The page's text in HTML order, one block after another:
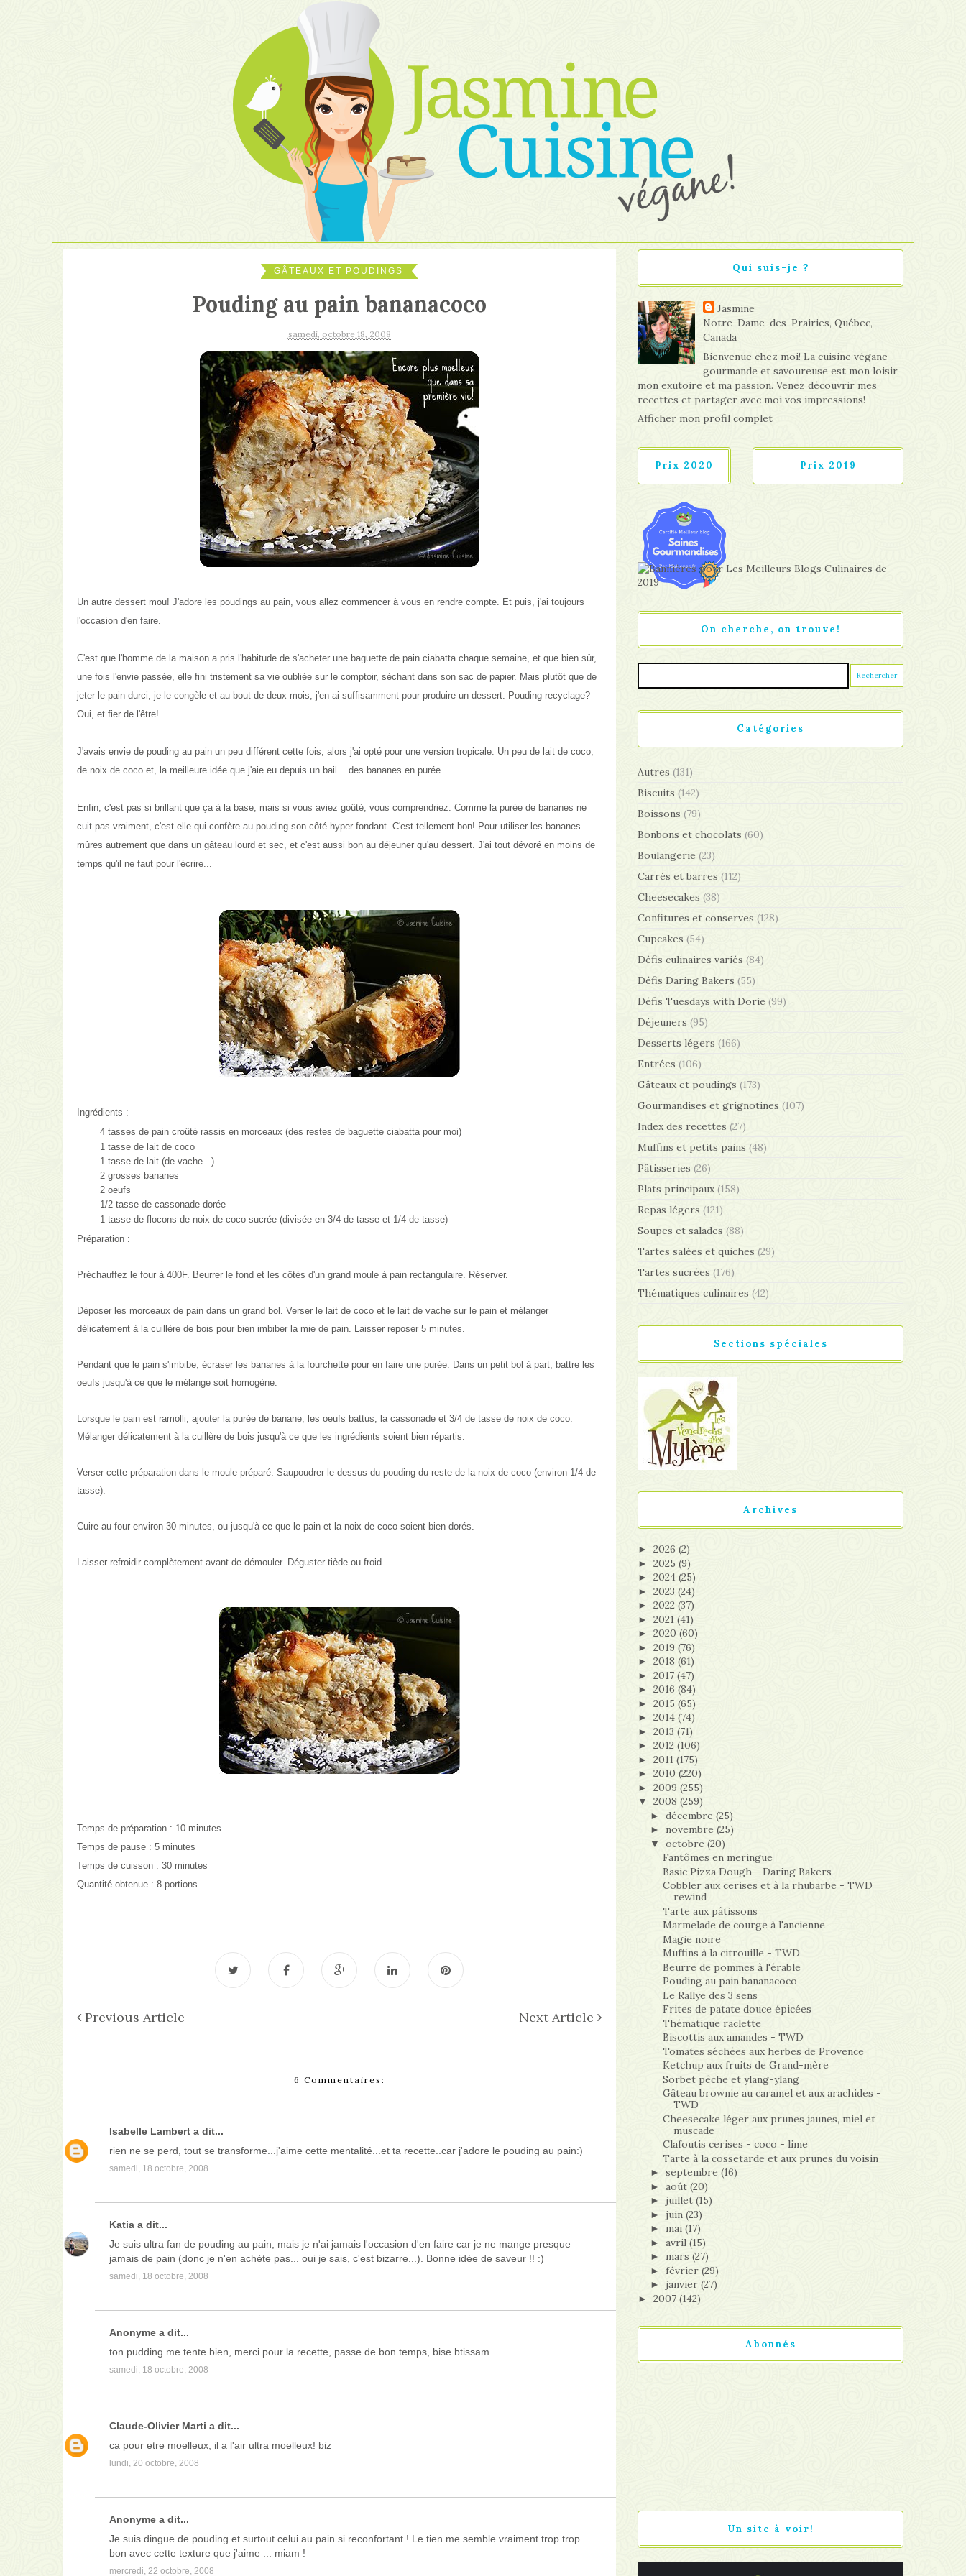
GÂTEAUX ET POUDINGS
Pouding au pain bananacoco
samedi, octobre 18, 2008
Un autre dessert mou! J'adore les poudings au pain, vous allez commencer à vous en rendre compte. Et puis, j'ai toujours
l'occasion d'en faire.
C'est que l'homme de la maison a pris l'habitude de s'acheter une baguette de pain ciabatta chaque semaine, et que bien sûr,
une fois l'envie passée, elle fini tristement sa vie oubliée sur le comptoir, séchant dans son sac de papier. Mais plutôt que de
jeter le pain durci, je le congèle et au bout de deux mois, j'en ai suffisamment pour produire un dessert. Pouding recyclage?
Oui, et fier de l'être!
J'avais envie de pouding au pain un peu différent cette fois, alors j'ai opté pour une version tropicale. Un peu de lait de coco,
de noix de coco et, la meilleure idée que j'aie eu depuis un bail... des bananes en purée.
Enfin, c'est pas si brillant que ça à la base, mais si vous aviez goûté, vous comprendriez. Comme la purée de bananes ne
cuit pas vraiment, c'est elle qui confère au pouding son côté hyper fondant. C'est tellement bon! Pour utiliser les bananes
mûres autrement que dans un gâteau lourd et sec, et c'est aussi bon au déjeuner qu'au dessert. J'ai tout dévoré en moins de
temps qu'il ne faut pour l'écrire...
Ingrédients :
4 tasses de pain croûté rassis en morceaux (des restes de baguette ciabatta pour moi)
1 tasse de lait de coco
1 tasse de lait (de vache...)
2 grosses bananes
2 oeufs
1/2 tasse de cassonade dorée
1 tasse de flocons de noix de coco sucrée (divisée en 3/4 de tasse et 1/4 de tasse)
Préparation :
Préchauffez le four à 400F. Beurrer le fond et les côtés d'un grand moule à pain rectangulaire. Réserver.
Déposer les morceaux de pain dans un grand bol. Verser le lait de coco et le lait de vache sur le pain et mélanger
délicatement à la cuillère de bois pour bien imbiber la mie de pain. Laisser reposer 5 minutes.
Pendant que le pain s'imbibe, écraser les bananes à la fourchette pour en faire une purée. Dans un petit bol à part, battre les
oeufs jusqu'à ce que le mélange soit homogène.
Lorsque le pain est ramolli, ajouter la purée de banane, les oeufs battus, la cassonade et 3/4 de tasse de noix de coco.
Mélanger délicatement à la cuillère de bois jusqu'à ce que les ingrédients soient bien répartis.
Verser cette préparation dans le moule préparé. Saupoudrer le dessus du pouding du reste de la noix de coco (environ 1/4 de
tasse).
Cuire au four environ 30 minutes, ou jusqu'à ce que le pain et la noix de coco soient bien dorés.
Laisser refroidir complètement avant de démouler. Déguster tiède ou froid.
Temps de préparation : 10 minutes
Temps de pause : 5 minutes
Temps de cuisson : 30 minutes
Quantité obtenue : 8 portions
Next Article
Previous Article
6 Commentaires:
Isabelle Lambert a dit...
rien ne se perd, tout se transforme...j'aime cette mentalité...et ta recette..car j'adore le pouding au pain:)
samedi, 18 octobre, 2008
Katia a dit...
Je suis ultra fan de pouding au pain, mais je n'ai jamais l'occasion d'en faire car je ne mange presque
jamais de pain (donc je n'en achète pas... oui je sais, c'est bizarre...). Bonne idée de saveur !! :)
samedi, 18 octobre, 2008
Anonyme a dit...
ton pudding me tente bien, merci pour la recette, passe de bon temps, bise btissam
samedi, 18 octobre, 2008
Claude-Olivier Marti a dit...
ca pour etre moelleux, il a l'air ultra moelleux! biz
lundi, 20 octobre, 2008
Anonyme a dit...
Je suis dingue de pouding et surtout celui au pain si reconfortant ! Le tien me semble vraiment trop trop
bon avec cette texture que j'aime ... miam !
mercredi, 22 octobre, 2008
Qui suis-je ?
Jasmine
Notre-Dame-des-Prairies, Québec,
Canada
Bienvenue chez moi! La cuisine végane
gourmande et savoureuse est mon loisir,
mon exutoire et ma passion. Venez découvrir mes
recettes et partager avec moi vos impressions!
Afficher mon profil complet
Prix 2020 Prix 2019
On cherche, on trouve!
Catégories
Autres (131)
Biscuits (142)
Boissons (79)
Bonbons et chocolats (60)
Boulangerie (23)
Carrés et barres (112)
Cheesecakes (38)
Confitures et conserves (128)
Cupcakes (54)
Défis culinaires variés (84)
Défis Daring Bakers (55)
Défis Tuesdays with Dorie (99)
Déjeuners (95)
Desserts légers (166)
Entrées (106)
Gâteaux et poudings (173)
Gourmandises et grignotines (107)
Index des recettes (27)
Muffins et petits pains (48)
Pâtisseries (26)
Plats principaux (158)
Repas légers (121)
Soupes et salades (88)
Tartes salées et quiches (29)
Tartes sucrées (176)
Thématiques culinaires (42)
Sections spéciales
Archives
► 2026 (2)
► 2025 (9)
► 2024 (25)
► 2023 (24)
► 2022 (37)
► 2021 (41)
► 2020 (60)
► 2019 (76)
► 2018 (61)
► 2017 (47)
► 2016 (84)
► 2015 (65)
► 2014 (74)
► 2013 (71)
► 2012 (106)
► 2011 (175)
► 2010 (220)
► 2009 (255)
▼ 2008 (259)
► décembre (25)
► novembre (25)
▼ octobre (20)
Fantômes en meringue
Basic Pizza Dough - Daring Bakers
Cobbler aux cerises et à la rhubarbe - TWD
rewind
Tarte aux pâtissons
Marmelade de courge à l'ancienne
Magie noire
Muffins à la citrouille - TWD
Beurre de pommes à l'érable
Pouding au pain bananacoco
Le Rallye des 3 sens
Frites de patate douce épicées
Thématique raclette
Biscottis aux amandes - TWD
Tomates séchées aux herbes de Provence
Ketchup aux fruits de Grand-mère
Sorbet pêche et ylang-ylang
Gâteau brownie au caramel et aux arachides -
TWD
Cheesecake léger aux prunes jaunes, miel et
muscade
Clafoutis cerises - coco - lime
Tarte à la cossetarde et aux prunes du voisin
► septembre (16)
► août (20)
► juillet (15)
► juin (23)
► mai (17)
► avril (15)
► mars (27)
► février (29)
► janvier (27)
► 2007 (142)
Abonnés
Un site à voir!